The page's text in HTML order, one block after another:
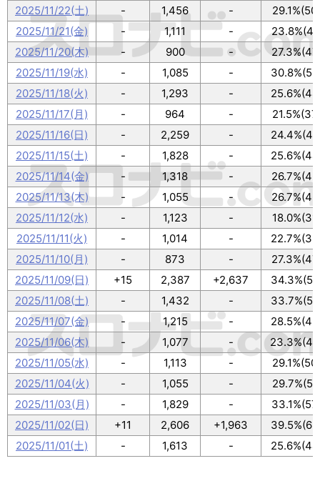
2025/11/22(土)
- 1,456 -
2025/11/21(金)
- 1,111 -
2025/11/20(木)
- 900 -
2025/11/19(水)
- 1,085 -
2025/11/18(火)
- 1,293 -
2025/11/17(月)
- 964 -
2025/11/16(日)
- 2,259 -
2025/11/15(土)
- 1,828 -
2025/11/14(金)
- 1,318 -
2025/11/13(木)
- 1,055 -
2025/11/12(水)
- 1,123 -
2025/11/11(火)
- 1,014 -
2025/11/10(月)
- 873 -
2025/11/09(日)
+15 2,387 +2,637
2025/11/08(土)
- 1,432 -
2025/11/07(金)
- 1,215 -
2025/11/06(木)
- 1,077 -
2025/11/05(水)
- 1,113 -
2025/11/04(火)
- 1,055 -
2025/11/03(月)
- 1,829 -
2025/11/02(日)
+11 2,606 +1,963
2025/11/01(土)
- 1,613 -